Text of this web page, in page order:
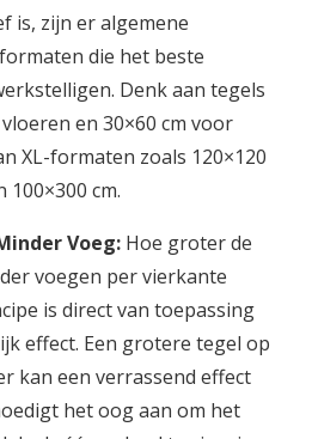
is, zijn er algemene
die het beste
Denk aan tegels
en 30×60 cm voor
XL-formaten zoals 120×120
cm.
Voeg:Hoe groter de
voegen per vierkante
is direct van toepassing
effect. Een grotere tegel op
kan een verrassend effect
het oog aan om het